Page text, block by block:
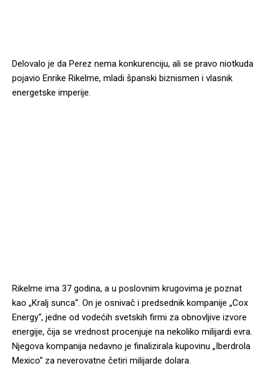
Delovalo je da Perez nema konkurenciju, ali se pravo niotkuda
pojavio Enrike Rikelme, mladi španski biznismen i vlasnik
energetske imperije.
Rikelme ima 37 godina, a u poslovnim krugovima je poznat
kao „Kralj sunca“. On je osnivač i predsednik kompanije „Cox
Energy“, jedne od vodećih svetskih firmi za obnovljive izvore
energije, čija se vrednost procenjuje na nekoliko milijardi evra.
Njegova kompanija nedavno je finalizirala kupovinu „Iberdrola
Mexico“ za neverovatne četiri milijarde dolara.